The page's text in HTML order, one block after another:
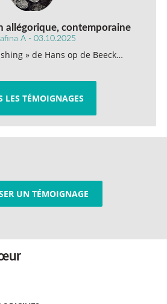
allégorique, contemporaine
A - 03.10.2025
» de Hans op de Beeck…
LES TÉMOIGNAGES
UN TÉMOIGNAGE